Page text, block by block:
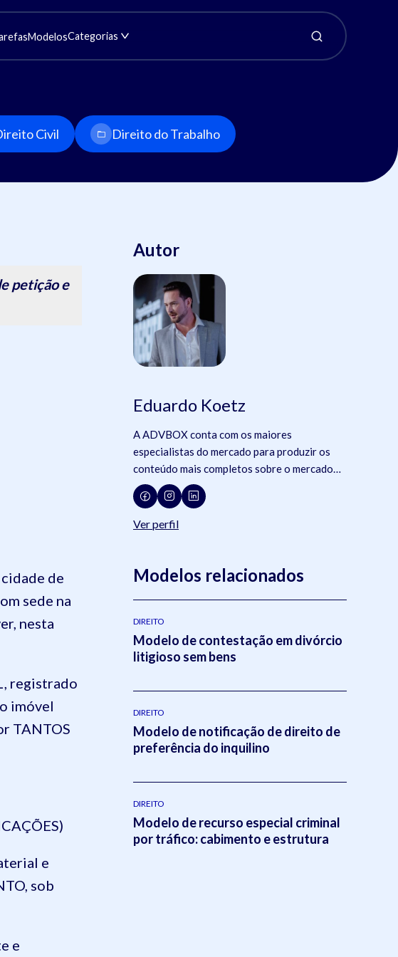
ModelosCategorias
Civil Direito do Trabalho
petição e
de
sede na
nesta
registrado
imóvel
TANTOS
e
sob
e
Autor
Eduardo Koetz
A ADVBOX conta com os maiores
especialistas do mercado para produzir os
conteúdo mais completos sobre o mercado
jurídico, tecnologia e advocacia.
Ver perfil
Modelos relacionados
DIREITO
Modelo de contestação em divórcio
litigioso sem bens
DIREITO
Modelo de notificação de direito de
preferência do inquilino
DIREITO
Modelo de recurso especial criminal
por tráfico: cabimento e estrutura